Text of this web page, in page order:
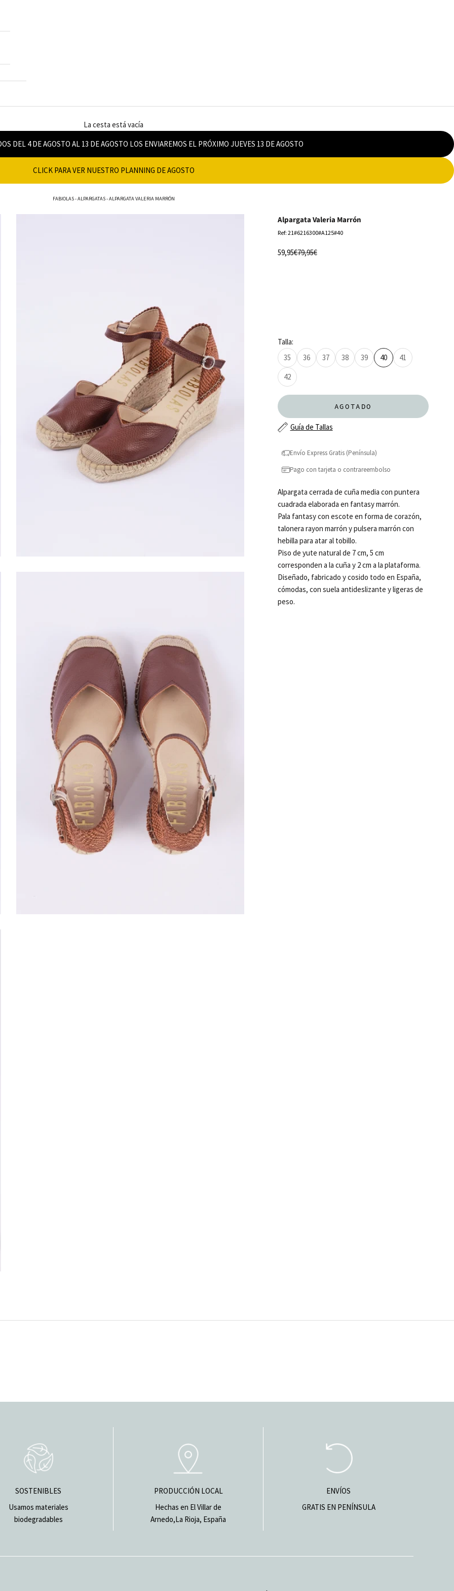
La cesta está vacía
DEL 4 DE AGOSTO AL 13 DE AGOSTO LOS ENVIAREMOS EL PRÓXIMO JUEVES 13 DE AGOSTO
CLICK PARA VER NUESTRO PLANNING DE AGOSTO
FABIOLAS-ALPARGATAS-ALPARGATA VALERIA MARRÓN
Alpargata Valeria Marrón
Ref: 21#6216300#A125#40
Precio de oferta
59,95€Precio normal
79,95€
Talla:
35
36 37 38 39 40
41
42
AGOTADO
Guía de Tallas
Envío Express Gratis (Península)
Pago con tarjeta o contrareembolso
Alpargata cerrada de cuña media con puntera
cuadrada elaborada en fantasy marrón.
Pala fantasy con escote en forma de corazón,
talonera rayon marrón y pulsera marrón con
hebilla para atar al tobillo.
Piso de yute natural de 7 cm, 5 cm
corresponden a la cuña y 2 cm a la plataforma.
Diseñado, fabricado y cosido todo en España,
cómodas, con suela antideslizante y ligeras de
peso.
SOSTENIBLES
Usamos materiales
biodegradables
PRODUCCIÓN LOCAL
Hechas en El Villar de
Arnedo,La Rioja, España
ENVÍOS
GRATIS EN PENÍNSULA